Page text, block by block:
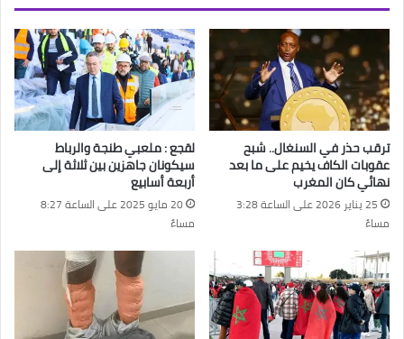
ترقب حذر في السنغال.. شبح
عقوبات الكاف يخيم على ما بعد
نهائي كان المغرب
25 يناير 2026 على الساعة 3:28
مساءً
لقجع : ملعبي طنجة والرباط
سيكونان جاهزين بين ثلاثة إلى
أربعة أسابيع
20 مايو 2025 على الساعة 8:27
مساءً